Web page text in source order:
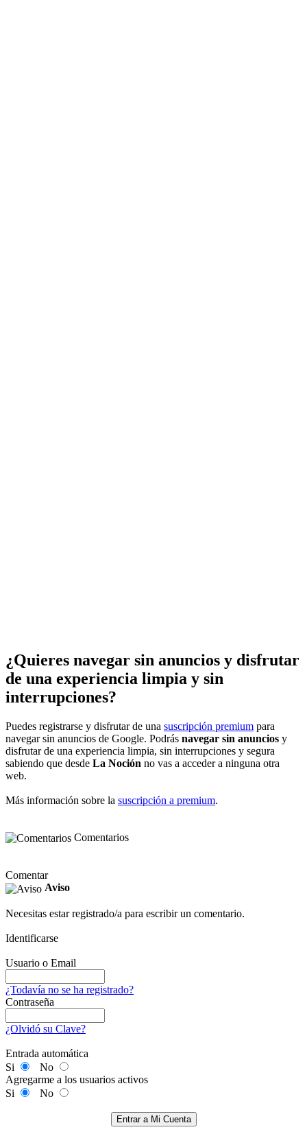
¿Quieres navegar sin anuncios y disfrutar
de una experiencia limpia y sin
interrupciones?
Puedes registrarse y disfrutar de una suscripción premium para
navegar sin anuncios de Google. Podrás navegar sin anuncios y
disfrutar de una experiencia limpia, sin interrupciones y segura
sabiendo que desde La Noción no vas a acceder a ninguna otra
web.
Más información sobre la suscripción a premium.
Comentarios
Comentar
Aviso
Necesitas estar registrado/a para escribir un comentario.
Identificarse
Usuario o Email
¿Todavía no se ha registrado?
Contraseña
¿Olvidó su Clave?
Entrada automática
Si
No
Agregarme a los usuarios activos
Si
No
Entrar a Mi Cuenta